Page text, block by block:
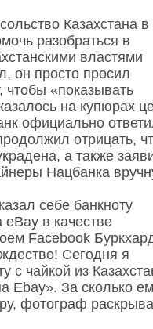
Казахстана в
разобраться в
властями
он просто просил
чтобы «показывать
на купюрах
официально
отрицать,
а также
Нацбанка
себе банкноту
в качестве
Facebook
Сегодня я
с чайкой из
Еbay». За сколько
фотограф